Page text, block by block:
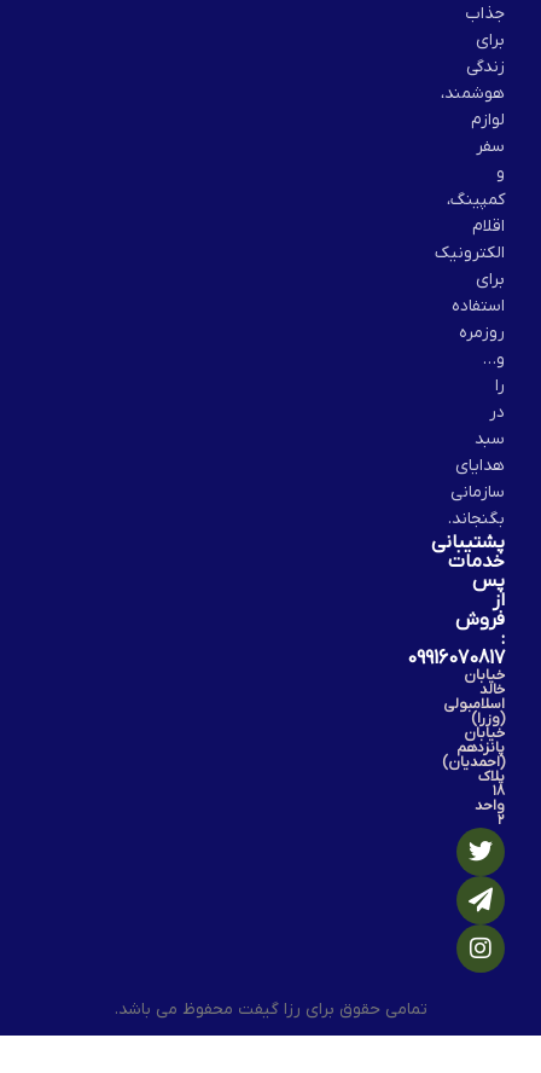
جذاب
برای
زندگی
هوشمند،
لوازم
سفر
و
کمپینگ،
اقلام
الکترونیک
برای
استفاده
روزمره
و…
را
در
سبد
هدایای
سازمانی
بگنجاند.
پشتیبانی
خدمات
پس
از
فروش
:
09916070817
خیابان
خالد
اسلامبولی
(وزرا)
خیابان
پانزدهم
(احمدیان)
پلاک
۱۸
واحد
۲
تمامی حقوق برای رزا گیفت محفوظ می باشد.